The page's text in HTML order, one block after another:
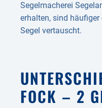
Segelmacherei
erhalten, sind
Segel vertauscht.
FOCK – 2